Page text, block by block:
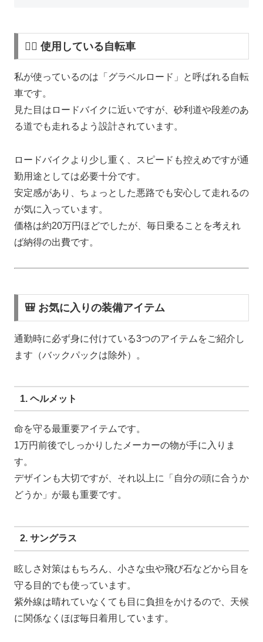
🚴‍♂️ 使用している自転車
私が使っているのは「グラベルロード」と呼ばれる自転
車です。
見た目はロードバイクに近いですが、砂利道や段差のあ
る道でも走れるよう設計されています。
ロードバイクより少し重く、スピードも控えめですが通
勤用途としては必要十分です。
安定感があり、ちょっとした悪路でも安心して走れるの
が気に入っています。
価格は約20万円ほどでしたが、毎日乗ることを考えれ
ば納得の出費です。
🎒 お気に入りの装備アイテム
通勤時に必ず身に付けている3つのアイテムをご紹介し
ます（バックパックは除外）。
1. ヘルメット
命を守る最重要アイテムです。
1万円前後でしっかりしたメーカーの物が手に入りま
す。
デザインも大切ですが、それ以上に「自分の頭に合うか
どうか」が最も重要です。
2. サングラス
眩しさ対策はもちろん、小さな虫や飛び石などから目を
守る目的でも使っています。
紫外線は晴れていなくても目に負担をかけるので、天候
に関係なくほぼ毎日着用しています。